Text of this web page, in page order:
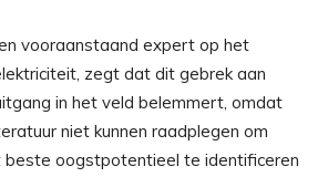
vooraanstaand expert op het
zegt dat dit gebrek aan
in het veld belemmert, omdat
niet kunnen raadplegen om
oogstpotentieel te identificeren